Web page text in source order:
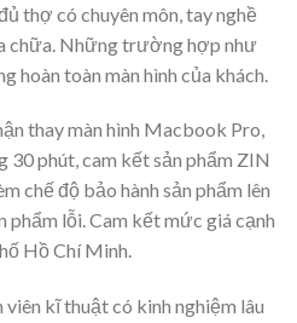
thợ có chuyên môn, tay nghề
chữa. Những trường hợp như
hoàn toàn màn hình của khách.
thay màn hình Macbook Pro,
phút, cam kết sản phẩm ZIN
chế độ bảo hành sản phẩm lên
phẩm lỗi. Cam kết mức giá cạnh
Hồ Chí Minh.
kĩ thuật có kinh nghiệm lâu